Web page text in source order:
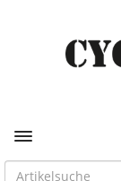
Toggle navigation